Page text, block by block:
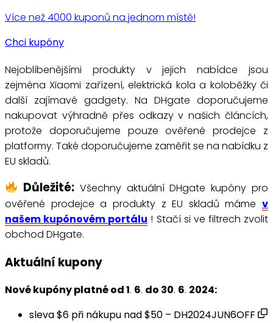
Více než 4000 kuponů na jednom místě!
Chci kupóny
Nejoblíbenějšími produkty v jejich nabídce jsou
zejména Xiaomi zařízení, elektrická kola a koloběžky či
další zajímavé gadgety. Na DHgate doporučujeme
nakupovat výhradně přes odkazy v našich článcích,
protože doporučujeme pouze ověřené prodejce z
platformy. Také doporučujeme zaměřit se na nabídku z
EU skladů.
Důležité: Všechny aktuální DHgate kupóny pro
ověřené prodejce a produkty z EU skladů máme v
našem kupónovém portálu ! Stačí si ve filtrech zvolit
obchod DHgate.
Aktuální kupony
Nové kupóny platné od 1. 6. do 30. 6. 2024:
sleva $6 při nákupu nad $50 – DH2024JUN6OFF